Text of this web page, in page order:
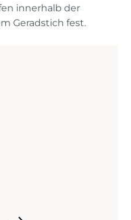
innerhalb der
Geradstich fest.